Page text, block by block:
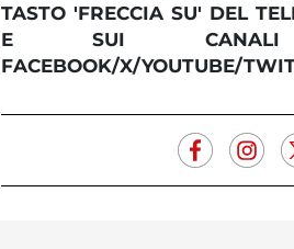
TASTO 'FRECCIA SU' DEL
E SUI CANALI
FACEBOOK/X/YOUTUBE/